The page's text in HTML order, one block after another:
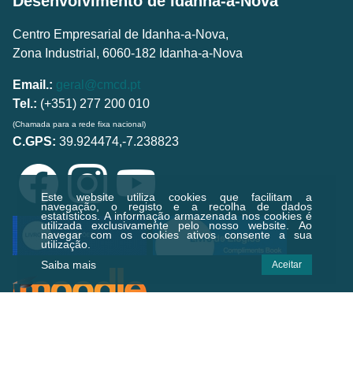
Este website utiliza cookies que facilitam a
navegação, o registo e a recolha de dados
estatísticos.A informação armazenada nos cookies é
utilizada exclusivamente pelo nosso website. Ao
navegar com os cookies ativos consente a sua
utilização.
Saiba mais
Aceitar
Centro Empresarial de Idanha-a-Nova,
Zona Industrial, 6060-182 Idanha-a-Nova
Email.: geral@cmcd.pt
Tel.: (+351) 277 200 010
(Chamada para a rede fixa nacional)
C.GPS: 39.924474,-7.238823